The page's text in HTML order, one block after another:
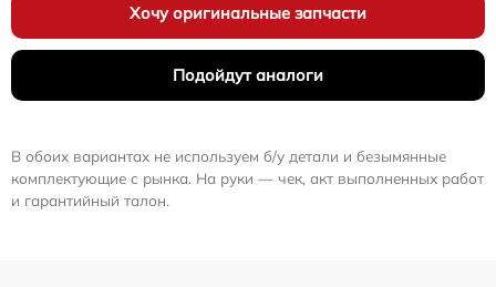
Хочу оригинальные запчасти
Подойдут аналоги
В обоих вариантах не используем б/у детали и безымянные
комплектующие с рынка. На руки — чек, акт выполненных работ
и гарантийный талон.